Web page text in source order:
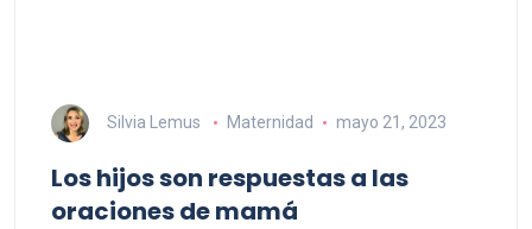
Silvia Lemus Maternidad mayo 21, 2023
Los hijos son respuestas a las
oraciones de mamá